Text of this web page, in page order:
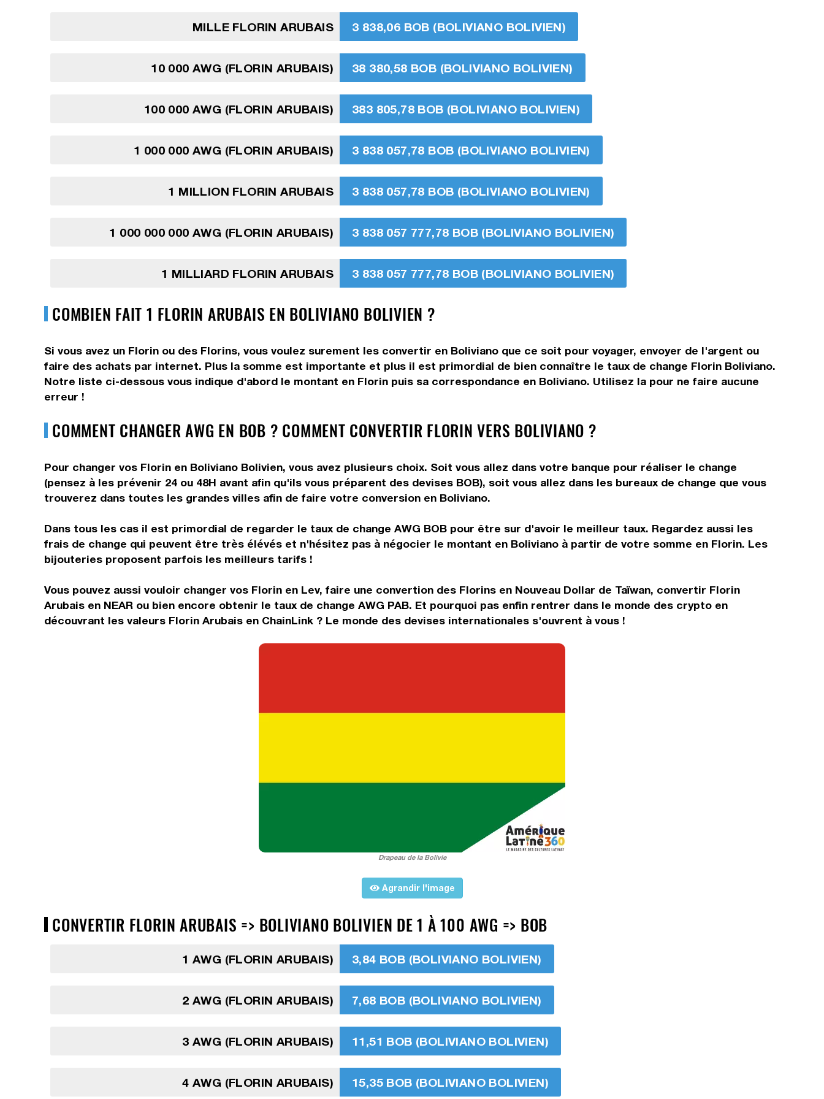
MILLE FLORIN ARUBAIS 3 838,06 BOB (BOLIVIANO BOLIVIEN)
10 000 AWG (FLORIN ARUBAIS) 38 380,58 BOB (BOLIVIANO BOLIVIEN)
100 000 AWG (FLORIN ARUBAIS) 383 805,78 BOB (BOLIVIANO BOLIVIEN)
1 000 000 AWG (FLORIN ARUBAIS) 3 838 057,78 BOB (BOLIVIANO BOLIVIEN)
1 MILLION FLORIN ARUBAIS 3 838 057,78 BOB (BOLIVIANO BOLIVIEN)
1 000 000 000 AWG (FLORIN ARUBAIS) 3 838 057 777,78 BOB (BOLIVIANO BOLIVIEN)
1 MILLIARD FLORIN ARUBAIS 3 838 057 777,78 BOB (BOLIVIANO BOLIVIEN)
COMBIEN FAIT 1 FLORIN ARUBAIS EN BOLIVIANO BOLIVIEN ?
Si vous avez un Florin ou des Florins, vous voulez surement les convertir en Boliviano que ce soit pour voyager, envoyer de l'argent ou
faire des achats par internet. Plus la somme est importante et plus il est primordial de bien connaître le taux de change Florin Boliviano.
Notre liste ci-dessous vous indique d'abord le montant en Florin puis sa correspondance en Boliviano. Utilisez la pour ne faire aucune
erreur !
COMMENT CHANGER AWG EN BOB ? COMMENT CONVERTIR FLORIN VERS BOLIVIANO ?
Pour changer vos Florin en Boliviano Bolivien, vous avez plusieurs choix. Soit vous allez dans votre banque pour réaliser le change
(pensez à les prévenir 24 ou 48H avant afin qu'ils vous préparent des devises BOB), soit vous allez dans les bureaux de change que vous
trouverez dans toutes les grandes villes afin de faire votre conversion en Boliviano.
Dans tous les cas il est primordial de regarder le taux de change AWG BOB pour être sur d'avoir le meilleur taux. Regardez aussi les
frais de change qui peuvent être très élévés et n'hésitez pas à négocier le montant en Boliviano à partir de votre somme en Florin. Les
bijouteries proposent parfois les meilleurs tarifs !
Vous pouvez aussi vouloir changer vos Florin en Lev, faire une convertion des Florins en Nouveau Dollar de Taïwan, convertir Florin
Arubais en NEAR ou bien encore obtenir le taux de change AWG PAB. Et pourquoi pas enfin rentrer dans le monde des crypto en
découvrant les valeurs Florin Arubais en ChainLink ? Le monde des devises internationales s'ouvrent à vous !
Drapeau de la Bolivie
Agrandir l'image
CONVERTIR FLORIN ARUBAIS => BOLIVIANO BOLIVIEN DE 1 À 100 AWG => BOB
1 AWG (FLORIN ARUBAIS) 3,84 BOB (BOLIVIANO BOLIVIEN)
2 AWG (FLORIN ARUBAIS) 7,68 BOB (BOLIVIANO BOLIVIEN)
3 AWG (FLORIN ARUBAIS) 11,51 BOB (BOLIVIANO BOLIVIEN)
4 AWG (FLORIN ARUBAIS) 15,35 BOB (BOLIVIANO BOLIVIEN)